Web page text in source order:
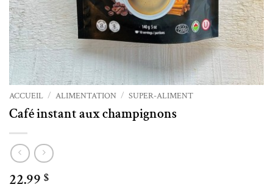
ACCUEIL / ALIMENTATION / SUPER-ALIMENT
Café instant aux champignons
22.99 $